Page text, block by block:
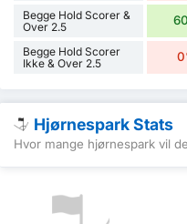
Begge Hold Scorer &
Over 2.5
Begge Hold Scorer
Ikke & Over 2.5
Hjørnespark Stats
Hvor mange hjørnespark vil